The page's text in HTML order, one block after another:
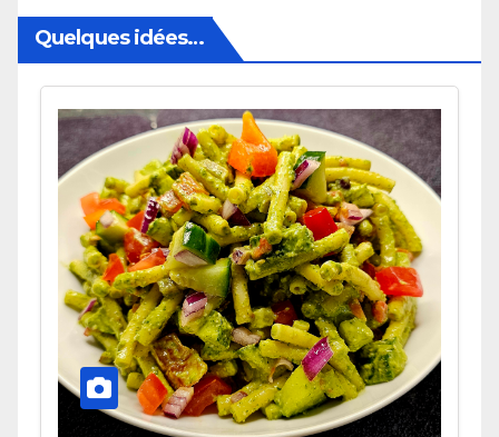
Quelques idées…